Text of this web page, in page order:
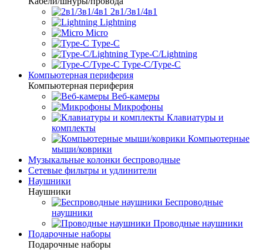
2в1/3в1/4в1
Lightning
Micro
Type-C
Type-C/Lightning
Type-C/Type-C
Компьютерная периферия
Компьютерная периферия
Веб-камеры
Микрофоны
Клавиатуры и
комплекты
Компьютерные
мыши/коврики
Музыкальные колонки беспроводные
Сетевые фильтры и удлинители
Наушники
Наушники
Беспроводные
наушники
Проводные наушники
Подарочные наборы
Подарочные наборы